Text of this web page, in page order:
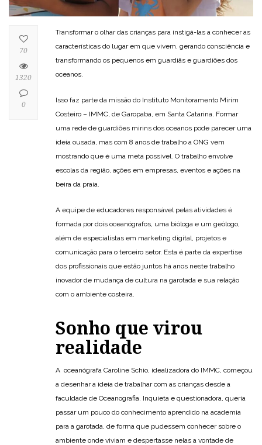
Transformar o olhar das crianças para instigá-las a conhecer as
características do lugar em que vivem, gerando consciência e
transformando os pequenos em guardiãs e guardiões dos
oceanos.
Isso faz parte da missão do Instituto Monitoramento Mirim
Costeiro – IMMC, de Garopaba, em Santa Catarina. Formar
uma rede de guardiões mirins dos oceanos pode parecer uma
ideia ousada, mas com 8 anos de trabalho a ONG vem
mostrando que é uma meta possível. O trabalho envolve
escolas da região, ações em empresas, eventos e ações na
beira da praia.
A equipe de educadores responsável pelas atividades é
formada por dois oceanógrafos, uma bióloga e um geólogo,
além de especialistas em marketing digital, projetos e
comunicação para o terceiro setor. Esta é parte da expertise
dos profissionais que estão juntos há anos neste trabalho
inovador de mudança de cultura na garotada e sua relação
com o ambiente costeira.
Sonho que virou
realidade
A oceanógrafa Caroline Schio, idealizadora do IMMC, começou
a desenhar a ideia de trabalhar com as crianças desde a
faculdade de Oceanografia. Inquieta e questionadora, queria
passar um pouco do conhecimento aprendido na academia
para a garotada, de forma que pudessem conhecer sobre o
ambiente onde viviam e despertasse nelas a vontade de
70
1320
0